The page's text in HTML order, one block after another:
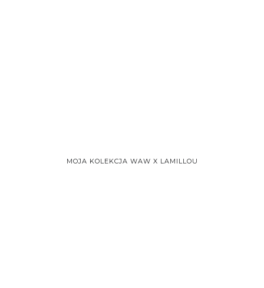
MOJA KOLEKCJA WAW X LAMILLOU